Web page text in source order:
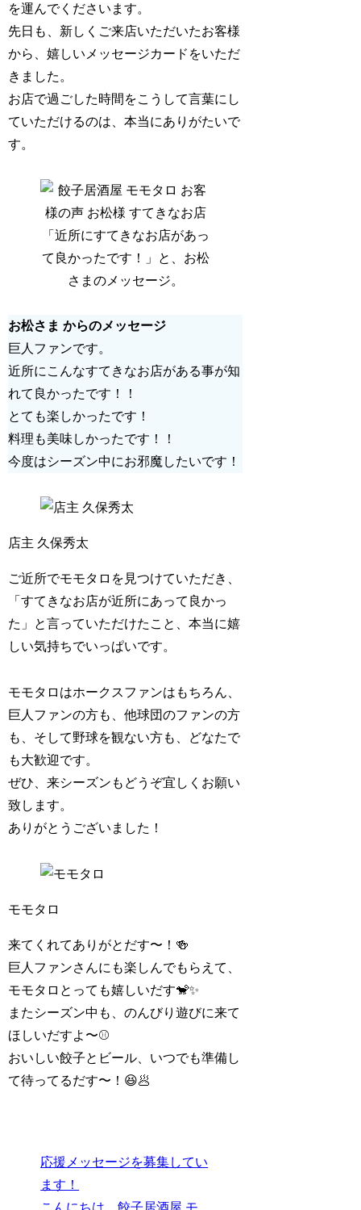
を運んでくださいます。
先日も、新しくご来店いただいたお客様
から、嬉しいメッセージカードをいただ
きました。
お店で過ごした時間をこうして言葉にし
ていただけるのは、本当にありがたいで
す。
「近所にすてきなお店があっ
て良かったです！」と、お松
さまのメッセージ。
お松さま からのメッセージ
巨人ファンです。
近所にこんなすてきなお店がある事が知
れて良かったです！！
とても楽しかったです！
料理も美味しかったです！！
今度はシーズン中にお邪魔したいです！
店主 久保秀太
ご近所でモモタロを見つけていただき、
「すてきなお店が近所にあって良かっ
た」と言っていただけたこと、本当に嬉
しい気持ちでいっぱいです。
モモタロはホークスファンはもちろん、
巨人ファンの方も、他球団のファンの方
も、そして野球を観ない方も、どなたで
も大歓迎です。
ぜひ、来シーズンもどうぞ宜しくお願い
致します。
ありがとうございました！
モモタロ
来てくれてありがとだす〜！🍻
巨人ファンさんにも楽しんでもらえて、
モモタロとっても嬉しいだす🐒✨
またシーズン中も、のんびり遊びに来て
ほしいだすよ〜⚾️
おいしい餃子とビール、いつでも準備し
て待ってるだす〜！😆🥟
応援メッセージを募集してい
ます！
こんにちは、餃子居酒屋 モ